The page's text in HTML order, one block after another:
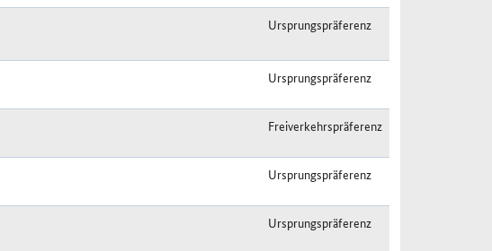
Ursprungspräferenz
Ursprungspräferenz
Freiverkehrspräferenz
Ursprungspräferenz
Ursprungspräferenz